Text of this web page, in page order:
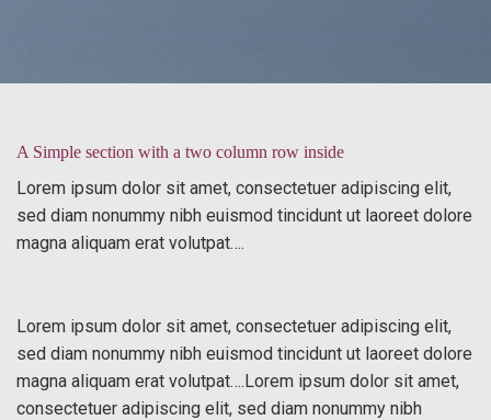
A Simple section with a two column row inside
Lorem ipsum dolor sit amet, consectetuer adipiscing elit,
sed diam nonummy nibh euismod tincidunt ut laoreet dolore
magna aliquam erat volutpat….
Lorem ipsum dolor sit amet, consectetuer adipiscing elit,
sed diam nonummy nibh euismod tincidunt ut laoreet dolore
magna aliquam erat volutpat….Lorem ipsum dolor sit amet,
consectetuer adipiscing elit, sed diam nonummy nibh